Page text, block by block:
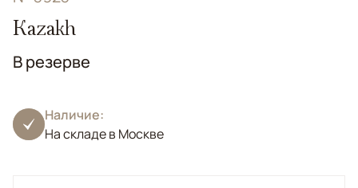
Kazakh
В резерве
Наличие:
На складе в Москве